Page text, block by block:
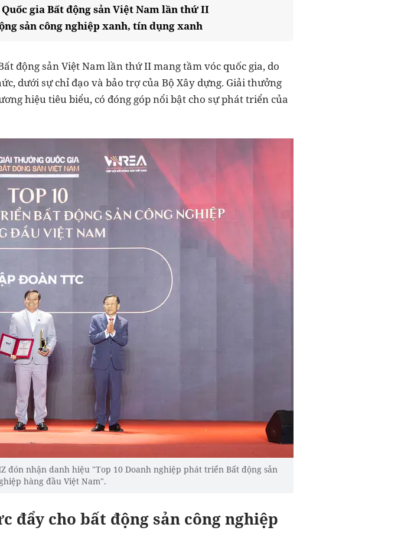
gia Bất động sản Việt Nam lần thứ II
sản công nghiệp xanh, tín dụng xanh
động sản Việt Nam lần thứ II mang tầm vóc quốc gia, do
dưới sự chỉ đạo và bảo trợ của Bộ Xây dựng. Giải thưởng
hiệu tiêu biểu, có đóng góp nổi bật cho sự phát triển của
đón nhận danh hiệu "Top 10 Doanh nghiệp phát triển Bất động sản
hàng đầu Việt Nam".
đẩy cho bất động sản công nghiệp